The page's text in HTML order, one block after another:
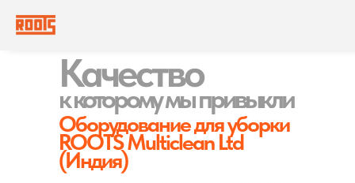
Качество
к которомумы привыкли
Оборудование для уборки
ROOTS Multiclean Ltd
(Индия)